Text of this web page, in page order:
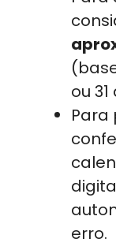
ou
Para
erro.